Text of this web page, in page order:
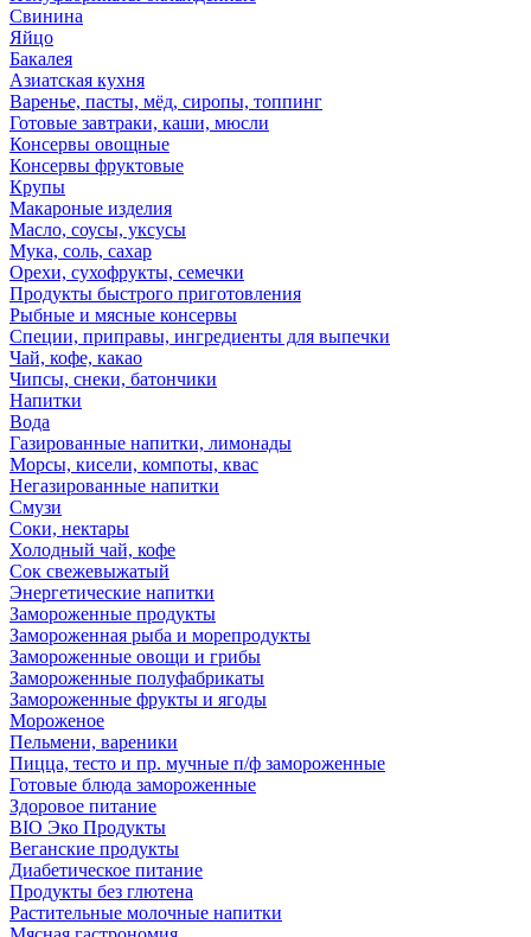
Свинина
Яйцо
Бакалея
Азиатская кухня
Варенье, пасты, мёд, сиропы, топпинг
Готовые завтраки, каши, мюсли
Консервы овощные
Консервы фруктовые
Крупы
Макароные изделия
Масло, соусы, уксусы
Мука, соль, сахар
Орехи, сухофрукты, семечки
Продукты быстрого приготовления
Рыбные и мясные консервы
Специи, приправы, ингредиенты для выпечки
Чай, кофе, какао
Чипсы, снеки, батончики
Напитки
Вода
Газированные напитки, лимонады
Морсы, кисели, компоты, квас
Негазированные напитки
Смузи
Соки, нектары
Холодный чай, кофе
Сок свежевыжатый
Энергетические напитки
Замороженные продукты
Замороженная рыба и морепродукты
Замороженные овощи и грибы
Замороженные полуфабрикаты
Замороженные фрукты и ягоды
Мороженое
Пельмени, вареники
Пицца, тесто и пр. мучные п/ф замороженные
Готовые блюда замороженные
Здоровое питание
BIO Эко Продукты
Веганские продукты
Диабетическое питание
Продукты без глютена
Растительные молочные напитки